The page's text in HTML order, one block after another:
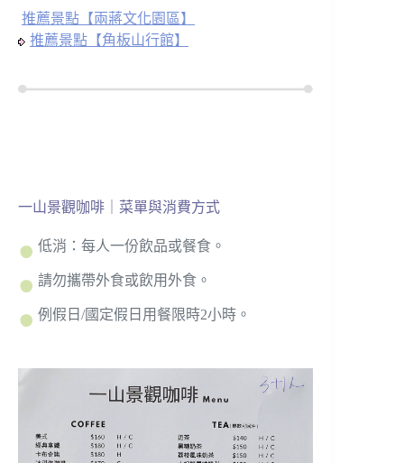
推薦景點【兩蔣文化園區】
推薦景點【角板山行館】
一山景觀咖啡｜菜單與消費方式
低消：每人一份飲品或餐食。
請勿攜帶外食或飲用外食。
例假日/國定假日用餐限時2小時。